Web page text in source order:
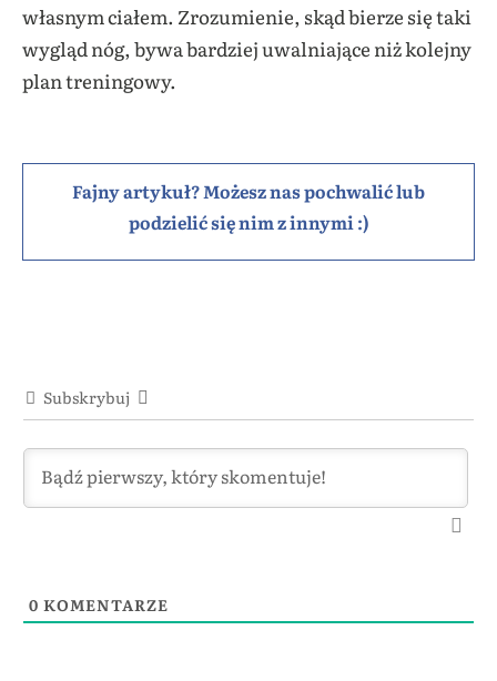
własnym ciałem. Zrozumienie, skąd bierze się taki
wygląd nóg, bywa bardziej uwalniające niż kolejny
plan treningowy.
Fajny artykuł? Możesz nas pochwalić lub
podzielić się nim z innymi :)
Subskrybuj
0 KOMENTARZE